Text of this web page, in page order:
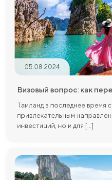
05.08.2024
Визовый вопрос: как
Таиланд в последнее время
привлекательным
инвестиций, но и для [...]